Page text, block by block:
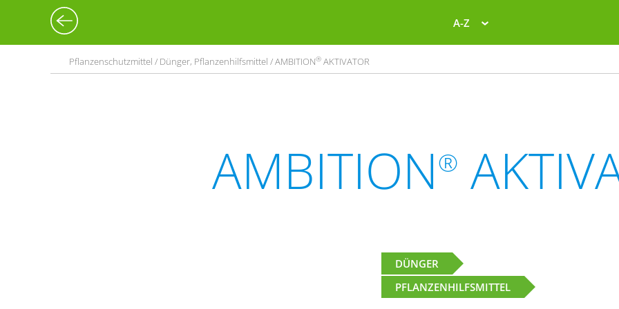
A-Z
Pflanzenschutzmittel / Dünger, Pflanzenhilfsmittel / AMBITION® AKTIVATOR
AMBITION®
DÜNGER
PFLANZENHILFSMITTEL